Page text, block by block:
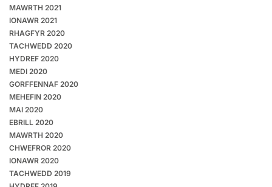
MAWRTH 2021
IONAWR 2021
RHAGFYR 2020
TACHWEDD 2020
HYDREF 2020
MEDI 2020
GORFFENNAF 2020
MEHEFIN 2020
MAI 2020
EBRILL 2020
MAWRTH 2020
CHWEFROR 2020
IONAWR 2020
TACHWEDD 2019